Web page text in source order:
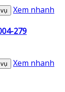
Xem nhanh
279
Xem nhanh